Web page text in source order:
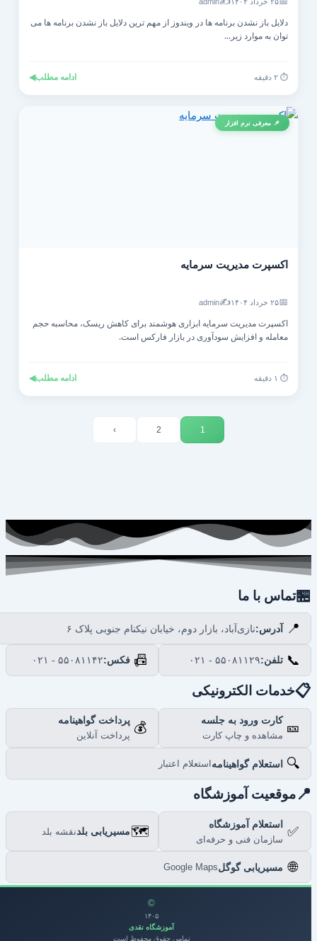
دلایل باز نشدن برنامه ها در ویندوز از مهم ترین دلایل باز نشدن برنامه ها می
توان به موارد زیر...
ادامه مطلب◀
📌 معرفی نرم افزار
اکسپرت مدیریت سرمایه
۲۵ خرداد ۱۴۰۴ ✍️
admin
اکسپرت مدیریت سرمایه ابزاری هوشمند برای کاهش ریسک، محاسبه حجم
معامله و افزایش سودآوری در بازار فارکس است.
ادامه مطلب◀
تماس با ما
📍 آدرس:نازی‌آباد، بازار دوم، خیابان نیکنام جنوبی پلاک ۶
📞 تلفن:۰۲۱ - ۵۵۰۸۱۱۲۹ 📠 فکس:۰۲۱ - ۵۵۰۸۱۱۴۲
خدمات الکترونیکی
🎫 کارت ورود به جلسه
مشاهده و چاپ کارت
💰 پرداخت گواهینامه
پرداخت آنلاین
🔍 استعلام گواهینامهاستعلام اعتبار
موقعیت آموزشگاه
✅ استعلام آموزشگاه
سازمان فنی و حرفه‌ای
🗺️مسیریابی بلدنقشه بلد
مسیریابی گوگلGoogle Maps
۱۴۰۵
آموزشگاه نقدی
تمامی حقوق محفوظ است